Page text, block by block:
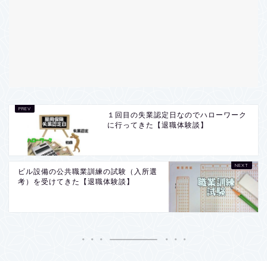
１回目の失業認定日なのでハローワーク
に行ってきた【退職体験談】
ビル設備の公共職業訓練の試験（入所選
考）を受けてきた【退職体験談】